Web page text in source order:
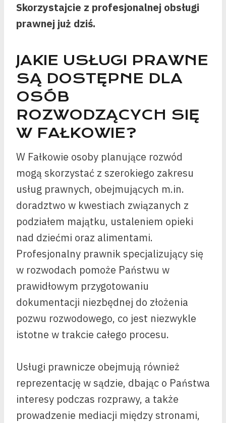
Skorzystajcie z profesjonalnej obsługi
prawnej już dziś.
JAKIE USŁUGI PRAWNE
SĄ DOSTĘPNE DLA
OSÓB
ROZWODZĄCYCH SIĘ
W FAŁKOWIE?
W Fałkowie osoby planujące rozwód
mogą skorzystać z szerokiego zakresu
usług prawnych, obejmujących m.in.
doradztwo w kwestiach związanych z
podziałem majątku, ustaleniem opieki
nad dziećmi oraz alimentami.
Profesjonalny prawnik specjalizujący się
w rozwodach pomoże Państwu w
prawidłowym przygotowaniu
dokumentacji niezbędnej do złożenia
pozwu rozwodowego, co jest niezwykle
istotne w trakcie całego procesu.
Usługi prawnicze obejmują również
reprezentację w sądzie, dbając o Państwa
interesy podczas rozprawy, a także
prowadzenie mediacji między stronami,